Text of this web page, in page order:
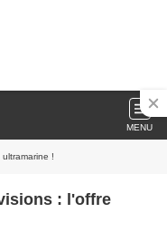
MENU
!
: l'offre